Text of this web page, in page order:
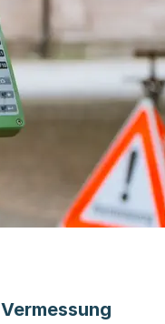
Vermessung